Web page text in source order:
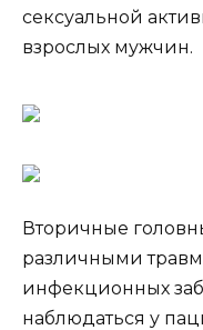
сексуальной
взрослых мужчин.
Вторичные
различными
инфекционных
наблюдаться у